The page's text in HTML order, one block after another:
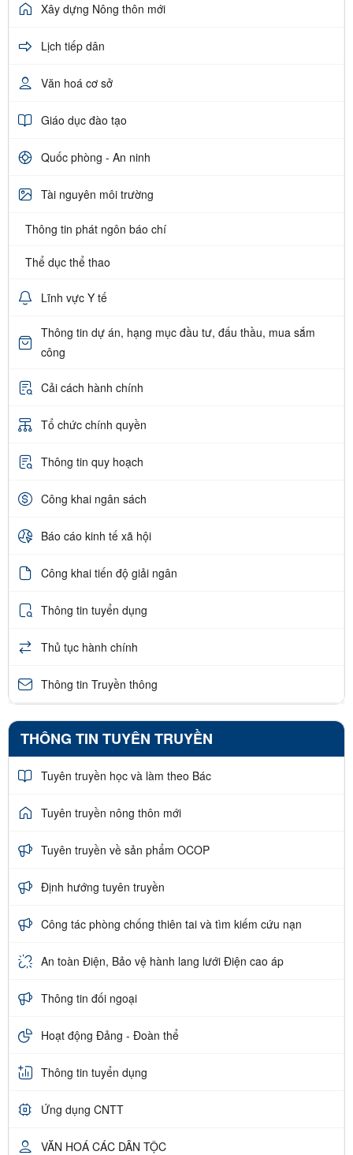
Xây dựng Nông thôn mới
Lịch tiếp dân
Văn hoá cơ sở
Giáo dục đào tạo
Quốc phòng - An ninh
Tài nguyên môi trường
Thông tin phát ngôn báo chí
Thể dục thể thao
Lĩnh vực Y tế
Thông tin dự án, hạng mục đầu tư, đấu thầu, mua sắm
công
Cải cách hành chính
Tổ chức chính quyền
Thông tin quy hoạch
Công khai ngân sách
Báo cáo kinh tế xã hội
Công khai tiến độ giải ngân
Thông tin tuyển dụng
Thủ tục hành chính
Thông tin Truyền thông
THÔNG TIN TUYÊN TRUYỀN
Tuyên truyền học và làm theo Bác
Tuyên truyền nông thôn mới
Tuyên truyền về sản phẩm OCOP
Định hướng tuyên truyền
Công tác phòng chống thiên tai và tìm kiếm cứu nạn
An toàn Điện, Bảo vệ hành lang lưới Điện cao áp
Thông tin đối ngoại
Hoạt động Đảng - Đoàn thể
Thông tin tuyển dụng
Ứng dụng CNTT
VĂN HOÁ CÁC DÂN TỘC